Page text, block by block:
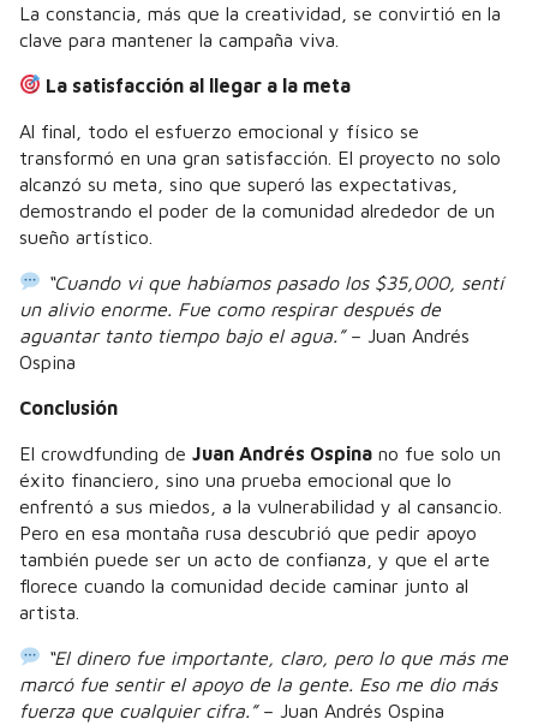
La constancia, más que la creatividad, se convirtió en la
clave para mantener la campaña viva.
La satisfacción al llegar a la meta
Al final, todo el esfuerzo emocional y físico se
transformó en una gran satisfacción. El proyecto no solo
alcanzó su meta, sino que superó las expectativas,
demostrando el poder de la comunidad alrededor de un
sueño artístico.
“Cuando vi que habíamos pasado los $35,000, sentí
un alivio enorme. Fue como respirar después de
aguantar tanto tiempo bajo el agua.”– Juan Andrés
Ospina
Conclusión
El crowdfunding de Juan Andrés Ospina no fue solo un
éxito financiero, sino una prueba emocional que lo
enfrentó a sus miedos, a la vulnerabilidad y al cansancio.
Pero en esa montaña rusa descubrió que pedir apoyo
también puede ser un acto de confianza, y que el arte
florece cuando la comunidad decide caminar junto al
artista.
“El dinero fue importante, claro, pero lo que más me
marcó fue sentir el apoyo de la gente. Eso me dio más
fuerza que cualquier cifra.”– Juan Andrés Ospina